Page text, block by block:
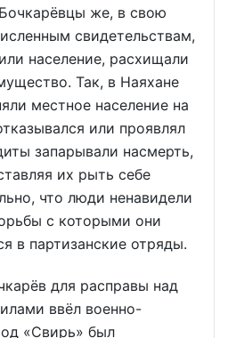
же, в свою
свидетельствам,
население, расхищали
Так, в Наяхане
местное население на
или проявлял
запарывали насмерть,
их рыть себе
что люди ненавидели
с которыми они
в партизанские отряды.
для расправы над
ввёл военно-
«Свирь» был